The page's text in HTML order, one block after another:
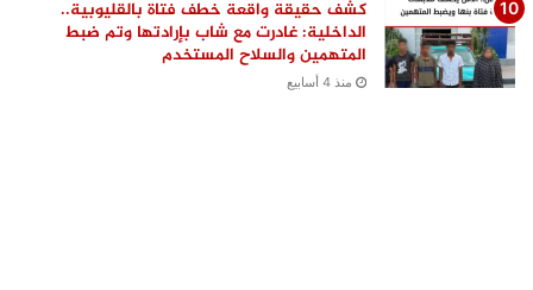
كشف حقيقة واقعة خطف فتاة بالقليوبية..
الداخلية: غادرت مع شاب بإرادتها وتم ضبط
المتهمين والسلاح المستخدم
منذ 4 أسابيع